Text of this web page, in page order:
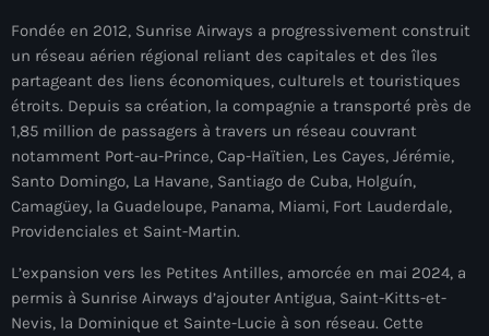
août 2026
juin 2026
mai 2026
avril 2026
mars 2026
février 2026
janvier 2026
Fondée en 2012, Sunrise Airways a progressivement construit
un réseau aérien régional reliant des capitales et des îles
partageant des liens économiques, culturels et touristiques
étroits. Depuis sa création, la compagnie a transporté près de
1,85 million de passagers à travers un réseau couvrant
notamment Port-au-Prince, Cap-Haïtien, Les Cayes, Jérémie,
Santo Domingo, La Havane, Santiago de Cuba, Holguín,
Camagüey, la Guadeloupe, Panama, Miami, Fort Lauderdale,
Providenciales et Saint-Martin.
L’expansion vers les Petites Antilles, amorcée en mai 2024, a
permis à Sunrise Airways d’ajouter Antigua, Saint-Kitts-et-
Nevis, la Dominique et Sainte-Lucie à son réseau. Cette